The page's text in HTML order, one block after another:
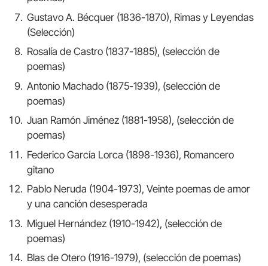
Gustavo A. Bécquer (1836-1870), Rimas y Leyendas
(Selección)
Rosalía de Castro (1837-1885), (selección de
poemas)
Antonio Machado (1875-1939), (selección de
poemas)
Juan Ramón Jiménez (1881-1958), (selección de
poemas)
Federico García Lorca (1898-1936), Romancero
gitano
Pablo Neruda (1904-1973), Veinte poemas de amor
y una canción desesperada
Miguel Hernández (1910-1942), (selección de
poemas)
Blas de Otero (1916-1979), (selección de poemas)